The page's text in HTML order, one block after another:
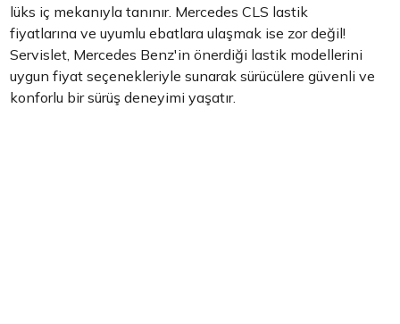
lüks iç mekanıyla tanınır. Mercedes CLS lastik
fiyatlarına ve uyumlu ebatlara ulaşmak ise zor değil!
Servislet, Mercedes Benz'in önerdiği lastik modellerini
uygun fiyat seçenekleriyle sunarak sürücülere güvenli ve
konforlu bir sürüş deneyimi yaşatır.